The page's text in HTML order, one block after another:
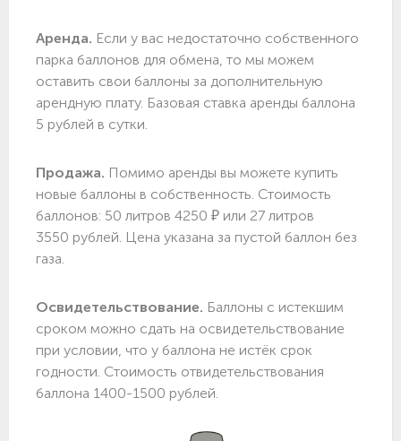
Аренда. Если у вас недостаточно собственного
парка баллонов для обмена, то мы можем
оставить свои баллоны за дополнительную
арендную плату. Базовая ставка аренды баллона
5 рублей в сутки.
Продажа. Помимо аренды вы можете купить
новые баллоны в собственность. Стоимость
баллонов: 50 литров 4250 ₽ или 27 литров
3550 рублей. Цена указана за пустой баллон без
газа.
Освидетельствование. Баллоны с истекшим
сроком можно сдать на освидетельствование
при условии, что у баллона не истёк срок
годности. Стоимость отвидетельствования
баллона 1400-1500 рублей.